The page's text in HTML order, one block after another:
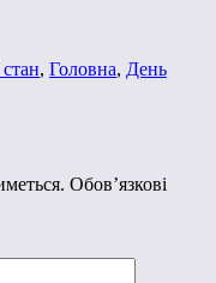
, Головна, День
Обов’язкові